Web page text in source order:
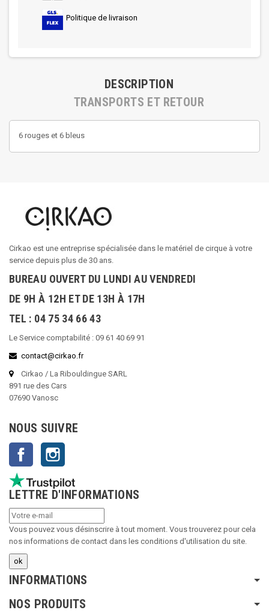
Politique de livraison
DESCRIPTION
TRANSPORTS ET RETOUR
6 rouges et 6 bleus
Cirkao est une entreprise spécialisée dans le matériel de cirque à votre
service depuis plus de 30 ans.
BUREAU OUVERT DU LUNDI AU VENDREDI
DE 9H À 12H ET DE 13H À 17H
TEL : 04 75 34 66 43
Le Service comptabilité : 09 61 40 69 91
contact@cirkao.fr
Cirkao / La Ribouldingue SARL
891 rue des Cars
07690 Vanosc
NOUS SUIVRE
Facebook
LETTRE D'INFORMATIONS
Vous pouvez vous désinscrire à tout moment. Vous trouverez pour cela
nos informations de contact dans les conditions d'utilisation du site.
INFORMATIONS
NOS PRODUITS